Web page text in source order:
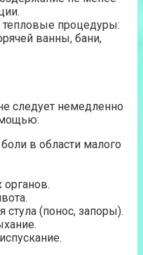
процедуры:
ванны, бани,
следует немедленно
в области малого
стула (понос, запоры).